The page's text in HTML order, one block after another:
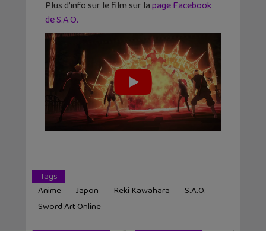
Plus d’info sur le film sur lapage Facebook
de S.A.O.
Tags
Anime
Japon Reki Kawahara
S.A.O.
Sword Art Online